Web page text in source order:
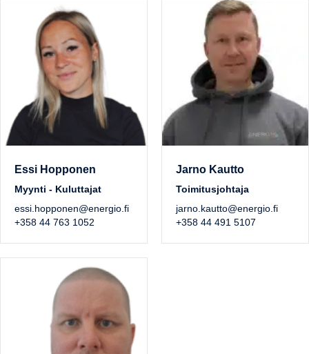
Essi Hopponen
Myynti - Kuluttajat
essi.hopponen@energio.fi
+358 44 763 1052
Jarno Kautto
Toimitusjohtaja
jarno.kautto@energio.fi
+358 44 491 5107